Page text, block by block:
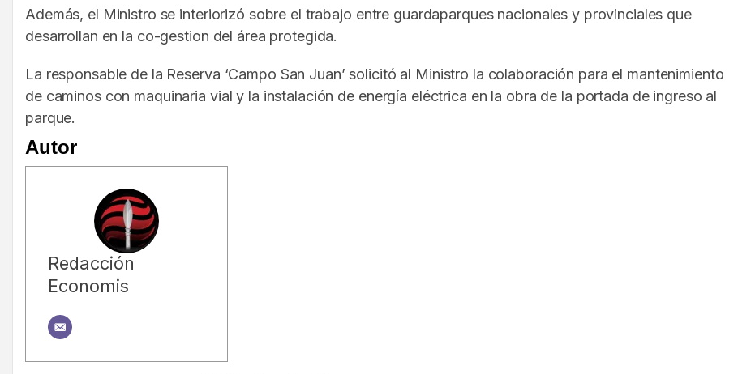
Además, el Ministro se interiorizó sobre el trabajo entre guardaparques nacionales y provinciales que
desarrollan en la co-gestion del área protegida.
La responsable de la Reserva ‘Campo San Juan’ solicitó al Ministro la colaboración para el mantenimiento
de caminos con maquinaria vial y la instalación de energía eléctrica en la obra de la portada de ingreso al
parque.
Autor
Redacción
Economis